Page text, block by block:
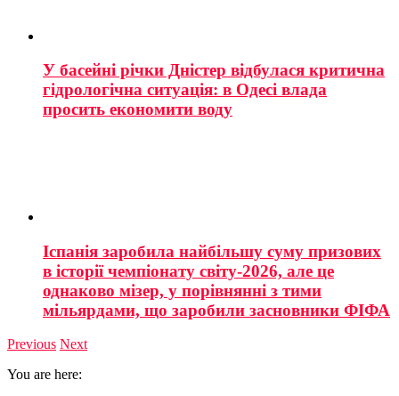
У басейні річки Дністер відбулася критична
гідрологічна ситуація: в Одесі влада
просить економити воду
Іспанія заробила найбільшу суму призових
в історії чемпіонату світу-2026, але це
однаково мізер, у порівнянні з тими
мільярдами, що заробили засновники ФІФА
Previous Next
You are here: